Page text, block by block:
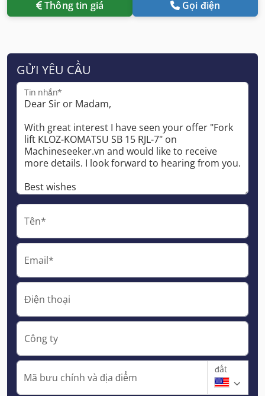
Thông tin giá Gọi điện
GỬI YÊU CẦU
Tin nhắn*
Tên*
Email*
Điện thoại
Công ty
Mã bưu chính và địa điểm
đất